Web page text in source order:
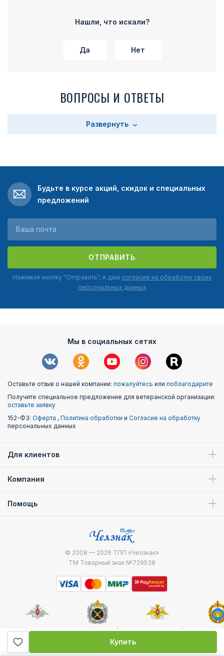
Купить
Нашли, что искали?
Да Нет
ВОПРОСЫ И ОТВЕТЫ
Развернуть
Будьте в курсе акций, скидок и специальных
предложений
ОТПРАВИТЬ
Нажимая кнопку "Отправить", я даю согласие на обработку своих
персональных данных
Мы в социальных сетях
Оставьте отзыв о нашей компании: пожалуйтесь или поблагодарите
Получите специальное предложение для ветеранской организации:
оставьте заявку
152-ФЗ: Оферта , Политика обработки и Согласие на обработку
персональных данных
Для клиентов
Компания
Помощь
© 2008 — 2026 ТПП «Челзнак»
ТМ Товарный знак №729538
Министерство
Генштаб ВС РФ
Военно-морской